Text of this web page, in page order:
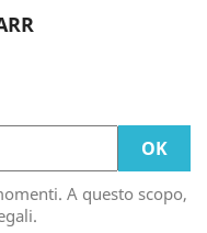
A questo scopo,